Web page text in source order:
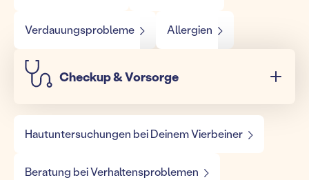
Verdauungsprobleme Allergien
Checkup & Vorsorge
Hautuntersuchungen bei Deinem Vierbeiner
Beratung bei Verhaltensproblemen